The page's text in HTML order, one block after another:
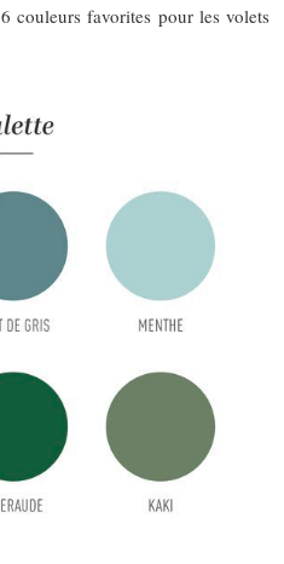
couleurs favorites pour les volets